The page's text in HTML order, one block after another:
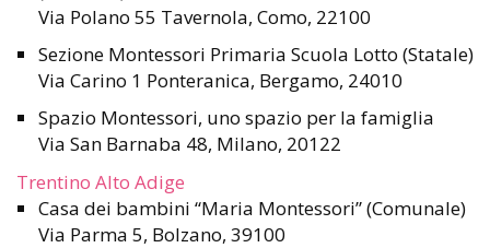
Via Polano 55 Tavernola, Como, 22100
Sezione Montessori Primaria Scuola Lotto (Statale)
Via Carino 1 Ponteranica, Bergamo, 24010
Spazio Montessori, uno spazio per la famiglia
Via San Barnaba 48, Milano, 20122
Trentino Alto Adige
Casa dei bambini “Maria Montessori” (Comunale)
Via Parma 5, Bolzano, 39100